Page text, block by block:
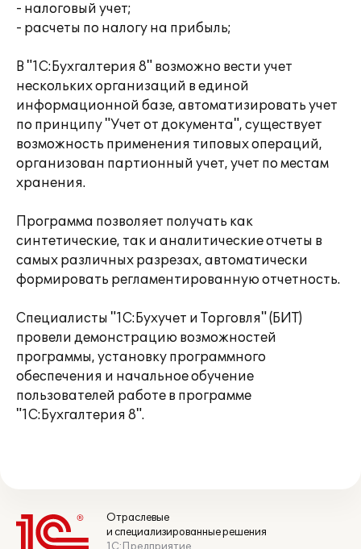
- налоговый учет;
- расчеты по налогу на прибыль;
В "1С:Бухгалтерия 8" возможно вести учет
нескольких организаций в единой
информационной базе, автоматизировать учет
по принципу "Учет от документа", существует
возможность применения типовых операций,
организован партионный учет, учет по местам
хранения.
Программа позволяет получать как
синтетические, так и аналитические отчеты в
самых различных разрезах, автоматически
формировать регламентированную отчетность.
Специалисты "1C:Бухучет и Торговля" (БИТ)
провели демонстрацию возможностей
программы, установку программного
обеспечения и начальное обучение
пользователей работе в программе
"1С:Бухгалтерия 8".
Отраслевые
и специализированные решения